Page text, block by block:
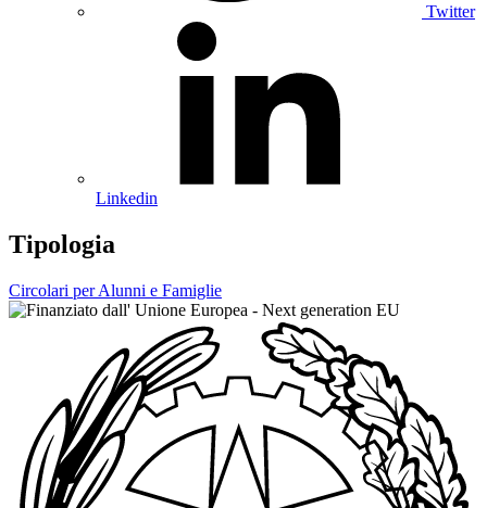
Twitter
Linkedin
Tipologia
Circolari per Alunni e Famiglie